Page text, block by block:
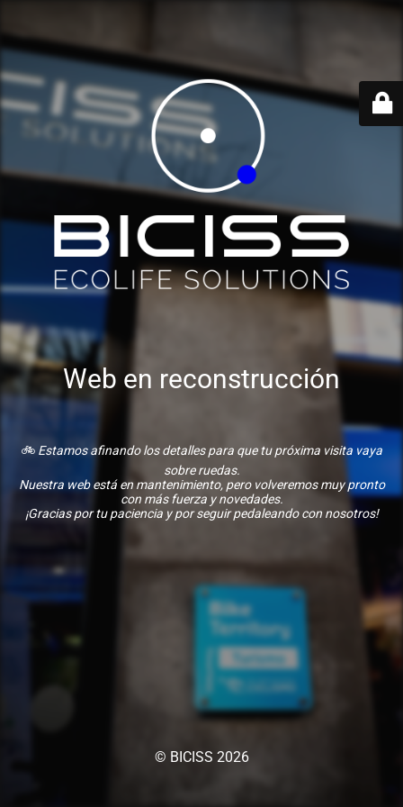
Web en reconstrucción
🚲 Estamos afinando los detalles para que tu próxima visita vaya
sobre ruedas.
Nuestra web está en mantenimiento, pero volveremos muy pronto
con más fuerza y novedades.
¡Gracias por tu paciencia y por seguir pedaleando con nosotros!
© BICISS 2026